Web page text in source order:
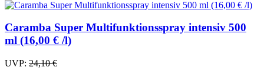
Caramba Super Multifunktionsspray intensiv 500
ml (16,00 € /l)
UVP: 24,10 €